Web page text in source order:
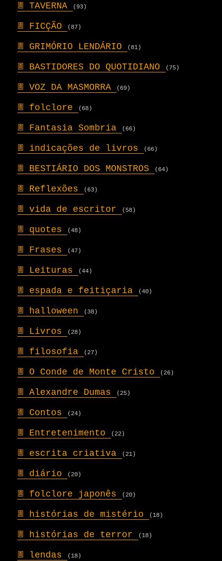
𖣍 TAVERNA (93)
𖣍 FICÇÃO (87)
𖣍 GRIMÓRIO LENDÁRIO (81)
𖣍 BASTIDORES DO QUOTIDIANO (75)
𖣍 VOZ DA MASMORRA (69)
𖣍 folclore (68)
𖣍 Fantasia Sombria (66)
𖣍 indicações de livros (66)
𖣍 BESTIÁRIO DOS MONSTROS (64)
𖣍 Reflexões (63)
𖣍 vida de escritor (58)
𖣍 quotes (48)
𖣍 Frases (47)
𖣍 Leituras (44)
𖣍 espada e feitiçaria (40)
𖣍 halloween (38)
𖣍 Livros (28)
𖣍 filosofia (27)
𖣍 O Conde de Monte Cristo (26)
𖣍 Alexandre Dumas (25)
𖣍 Contos (24)
𖣍 Entretenimento (22)
𖣍 escrita criativa (21)
𖣍 diário (20)
𖣍 folclore japonês (20)
𖣍 histórias de mistério (18)
𖣍 histórias de terror (18)
𖣍 lendas (18)